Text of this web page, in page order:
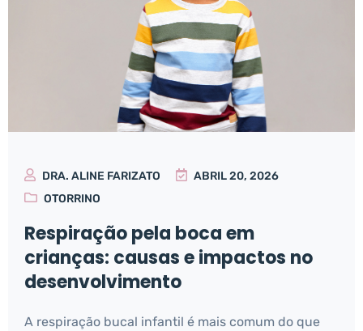
DRA. ALINE FARIZATO
ABRIL 20, 2026
OTORRINO
Respiração pela boca em
crianças: causas e impactos no
desenvolvimento
A respiração bucal infantil é mais comum do que